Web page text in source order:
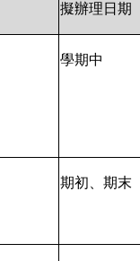
擬辦理日期
學期中
期初、期末